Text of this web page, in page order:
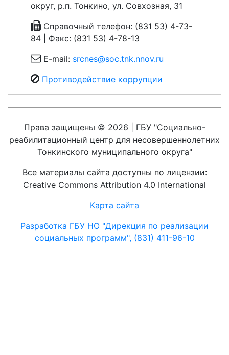
округ, р.п. Тонкино, ул. Совхозная, 31
Справочный телефон: (831 53) 4-73-
84 | Факс: (831 53) 4-78-13
E-mail: srcnes@soc.tnk.nnov.ru
Противодействие коррупции
Права защищены © 2026 | ГБУ "Социально-
реабилитационный центр для несовершеннолетних
Тонкинского муниципального округа"
Все материалы сайта доступны по лицензии:
Creative Commons Attribution 4.0 International
Карта сайта
Разработка ГБУ НО "Дирекция по реализации
социальных программ", (831) 411-96-10